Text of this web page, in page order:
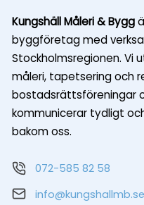
Kungshäll Måleri & Bygg
byggföretag med
Stockholmsregionen. Vi
måleri, tapetsering och
bostadsrättsföreningar
kommunicerar tydligt
bakom oss.
072-585 82 58
info@kungshallmb.se